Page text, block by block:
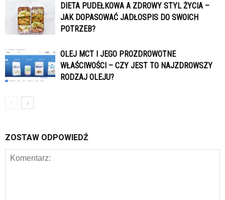
DIETA PUDEŁKOWA A ZDROWY STYL ŻYCIA –
JAK DOPASOWAĆ JADŁOSPIS DO SWOICH
POTRZEB?
OLEJ MCT I JEGO PROZDROWOTNE
WŁAŚCIWOŚCI – CZY JEST TO NAJZDROWSZY
RODZAJ OLEJU?
ZOSTAW ODPOWIEDŹ